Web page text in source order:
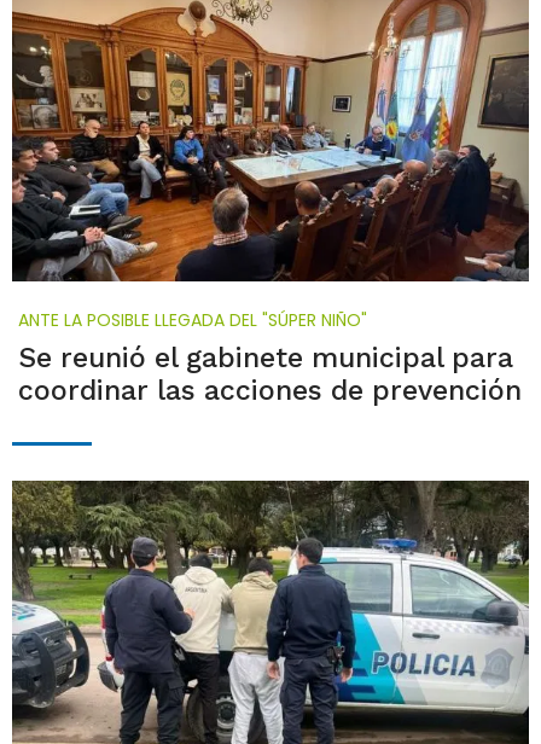
ANTE LA POSIBLE LLEGADA DEL "SÚPER NIÑO"
Se reunió el gabinete municipal para
coordinar las acciones de prevención